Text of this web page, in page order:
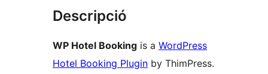
Descripció
WP Hotel Booking is a WordPress
Hotel Booking Plugin by ThimPress.